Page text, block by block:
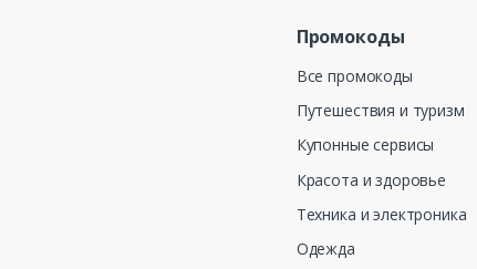
Промокоды
Все промокоды
Путешествия и туризм
Купонные сервисы
Красота и здоровье
Техника и электроника
Одежда